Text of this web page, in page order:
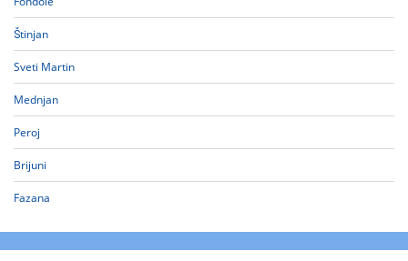
Štinjan
Sveti Martin
Mednjan
Peroj
Brijuni
Fazana